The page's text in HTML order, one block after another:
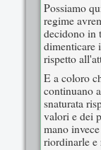
Possiamo
regime
decidono in
dimenticare
rispetto
E a coloro
continuano
snaturata
valori e dei
mano
riordinarle e